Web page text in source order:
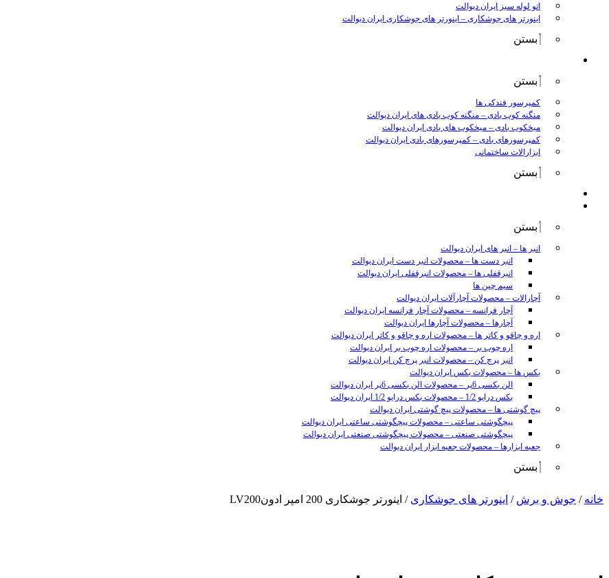
اتو لوله سبز ایران دیوالت
اینورتر های جوشکاری – اینورتر های جوشکاری ایران دیوالت
بستن
بستن
کمپرسور فندکی ها
منگنه کوب بادی – منگنه کوب بادی های ایران دیوالت
میخکوب بادی – میخکوب های بادی ایران دیوالت
کمپرسورهای بادی – کمپرسورهای بادی ایران دیوالت
ابزارالات ساختمانی
بستن
بستن
انبر ها – انبر های ایران دیوالت
انبر دست ها – محصولات انبر دست ایران دیوالت
انبرقفلی ها – محصولات انبرقفلی ایران دیوالت
سیم چین ها
آچارالات – محصولات آچارآلات ایران دیوالت
آچار فرانسه – محصولات آچار فرانسه ایران دیوالت
آچارها – محصولات آچارها ایران دیوالت
اره و چاقو و کاتر ها – محصولات اره و چاقو و کاتر ایران دیوالت
اره چوب بر – محصولات اره چوب بر ایران دیوالت
انبر پرچ کن – محصولات انبر پرچ کن ایران دیوالت
بکس ها – محصولات بکس ایران دیوالت
الن بکسی 6پر
– محصولات الن بکسی 6پر ایران دیوالت
بکس درایو 1/2
– محصولات بکس درایو 1/2 ایران دیوالت
پیچ گوشتی ها – محصولات پیچ گوشتی ایران دیوالت
پیچگوشتی ساعتی – محصولات پیچگوشتی ساعتی ایران دیوالت
پیچگوشتی صنعتی – محصولات پیچگوشتی صنعتی ایران دیوالت
جعبه ابزارها – محصولات جعبه ابزار ایران دیوالت
بستن
sunny
xxxx
خانه / جوش و برش / اینورتر های جوشکاری / اینورتر جوشکاری 200 امپر ادونLV200